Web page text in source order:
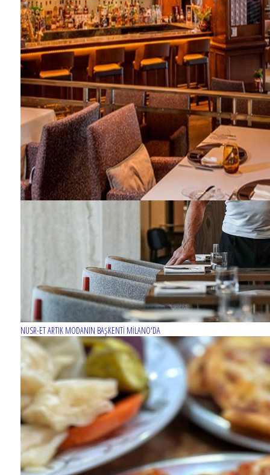
NUSR-ET ARTIK MODANIN BAŞKENTİ MİLANO'DA